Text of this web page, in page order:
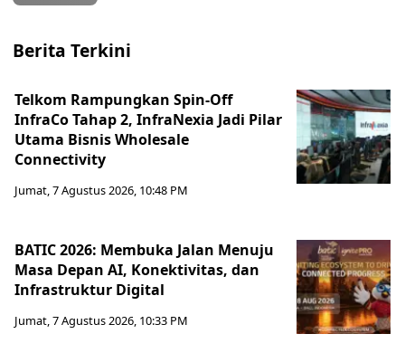
Berita Terkini
Telkom Rampungkan Spin-Off
InfraCo Tahap 2, InfraNexia Jadi Pilar
Utama Bisnis Wholesale
Connectivity
Jumat, 7 Agustus 2026, 10:48 PM
BATIC 2026: Membuka Jalan Menuju
Masa Depan AI, Konektivitas, dan
Infrastruktur Digital
Jumat, 7 Agustus 2026, 10:33 PM